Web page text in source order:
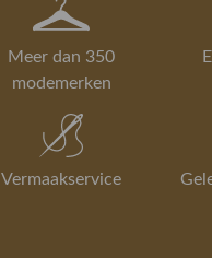
Meer dan 350
modemerken
Vermaakservice